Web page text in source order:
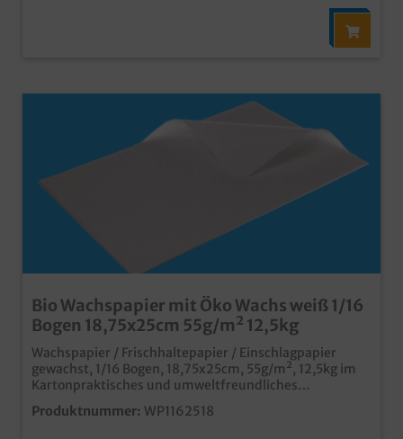
Bio Wachspapier mit Öko Wachs weiß 1/16
Bogen 18,75x25cm 55g/m² 12,5kg
Wachspapier / Frischhaltepapier / Einschlagpapier
gewachst, 1/16 Bogen, 18,75x25cm, 55g/m², 12,5kg im
Kartonpraktisches und umweltfreundliches
Einschlagpapier ohne zusätzliche
Kunststoffbeschichtung fettdicht und
Produktnummer: WP1162518